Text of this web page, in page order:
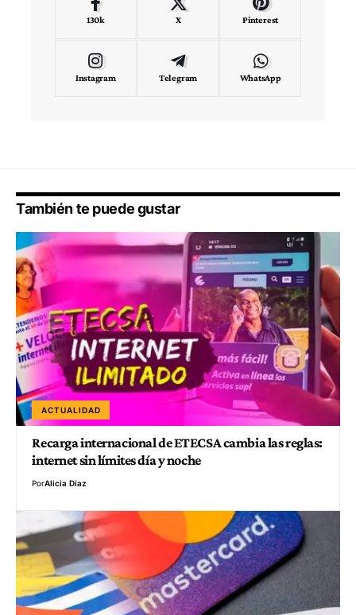
130k X Pinterest
Instagram Telegram WhatsApp
También te puede gustar
ACTUALIDAD
Recarga internacional de ETECSA cambia las reglas:
internet sin límites día y noche
PorAlicia Díaz